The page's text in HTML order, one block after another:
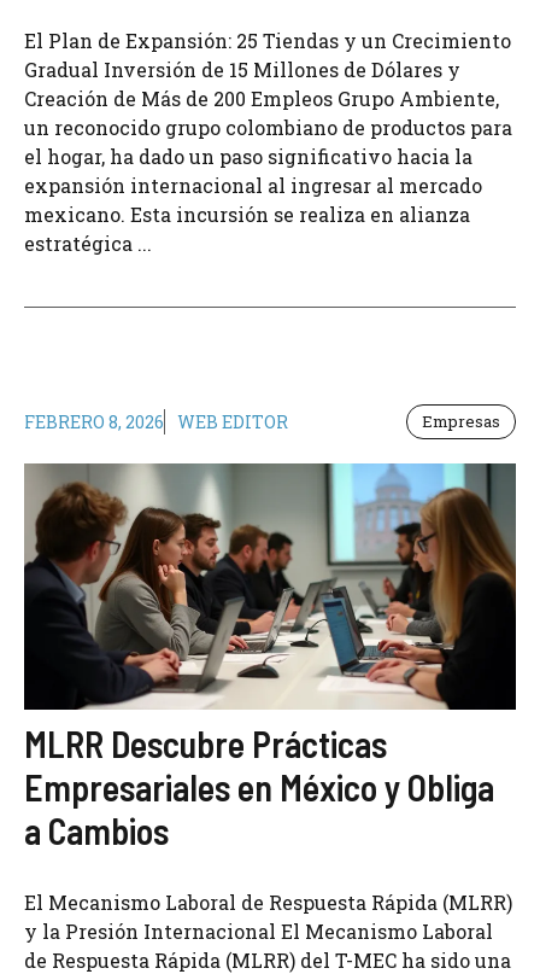
El Plan de Expansión: 25 Tiendas y un Crecimiento
Gradual Inversión de 15 Millones de Dólares y
Creación de Más de 200 Empleos Grupo Ambiente,
un reconocido grupo colombiano de productos para
el hogar, ha dado un paso significativo hacia la
expansión internacional al ingresar al mercado
mexicano. Esta incursión se realiza en alianza
estratégica ...
FEBRERO 8, 2026 WEB EDITOR Empresas
MLRR Descubre Prácticas
Empresariales en México y Obliga
a Cambios
El Mecanismo Laboral de Respuesta Rápida (MLRR)
y la Presión Internacional El Mecanismo Laboral
de Respuesta Rápida (MLRR) del T-MEC ha sido una